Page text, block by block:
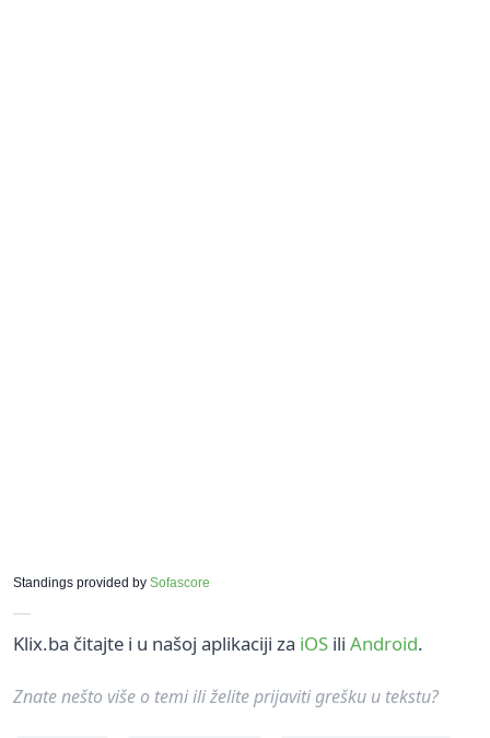
Standings provided by Sofascore
Klix.ba čitajte i u našoj aplikaciji za iOS ili Android.
Znate nešto više o temi ili želite prijaviti grešku u tekstu?